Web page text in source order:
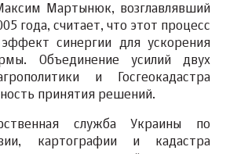
Мартынюк, возглавлявший
года, считает, что этот процесс
синергии для ускорения
Объединение усилий двух
и Госгеокадастра
принятия решений.
служба Украины по
картографии и кадастра